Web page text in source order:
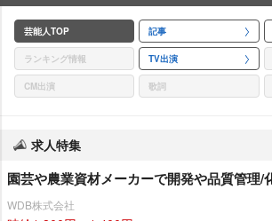
芸能人TOP 記事
ランキング情報 TV出演
CM出演 歌詞
求人特集
園芸や農業資材メーカーで開発や品質管理/
WDB株式会社